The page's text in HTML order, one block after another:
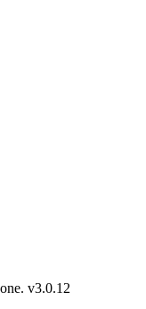
v3.0.12